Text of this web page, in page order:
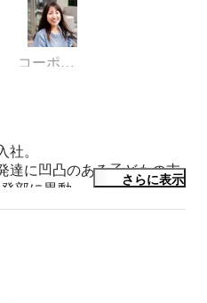
コーポレート・スタッフ
社。
達に凹凸のある子どもの支
部に異動。
ワークスの採用をメイ
」を目指して活動。小学校
さらに表示